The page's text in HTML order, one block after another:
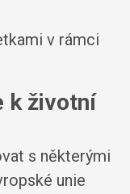
v rámci
k životní
s některými
unie